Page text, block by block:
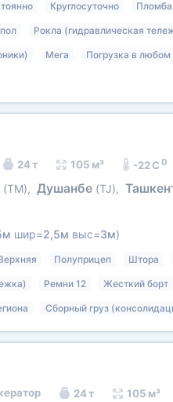
Круглосуточно Пломба
Рокла (гидравлическая
Мега Погрузка в любом
24 т 105 м³ -22 C 0
(TM), Душанбе (TJ),
шир=2,5м выс=3м)
Полуприцеп Штора
Ремни 12 Жесткий борт
Сборный груз
24 т 105 м³